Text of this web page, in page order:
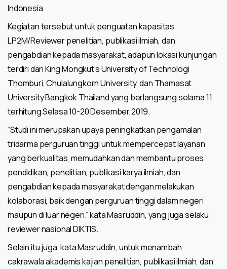
Indonesia
Kegiatan tersebut untuk penguatan kapasitas
LP2M/Reviewer penelitian, publikasi ilmiah, dan
pengabdian kepada masyarakat, adapun lokasi kunjungan
terdiri dari King Mongkut’s University of Technologi
Thomburi, Chulalungkorn University, dan Thamasat
University Bangkok Thailand yang berlangsung selama 11,
terhitung Selasa 10-20 Desember 2019.
“Studi ini merupakan upaya peningkatkan pengamalan
tridarma perguruan tinggi untuk mempercepat layanan
yang berkualitas, memudahkan dan membantu proses
pendidikan, penelitian, publikasi karya ilmiah, dan
pengabdian kepada masyarakat dengan melakukan
kolaborasi, baik dengan perguruan tinggi dalam negeri
maupun di luar negeri.” kata Masruddin, yang juga selaku
reviewer nasional DIKTIS.
Selain itu juga, kata Masruddin, untuk menambah
cakrawala akademis kajian penelitian, publikasi ilmiah, dan